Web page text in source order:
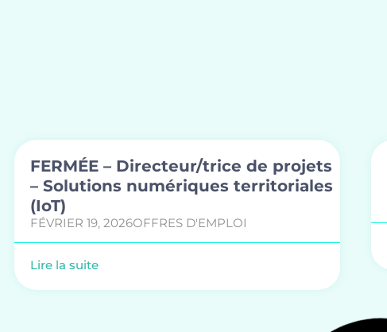
FERMÉE – Directeur/trice de projets
– Solutions numériques territoriales
(IoT)
FÉVRIER 19, 2026OFFRES D'EMPLOI
Lire la suite